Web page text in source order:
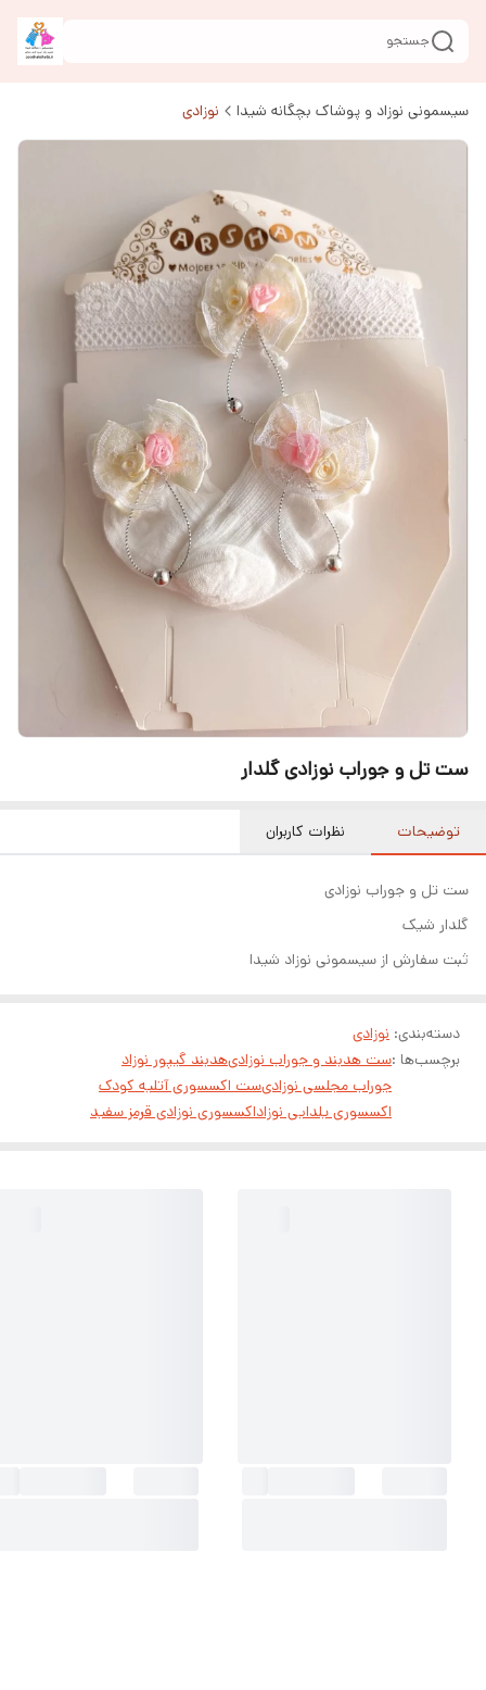
جستجو
سیسمونی نوزاد و پوشاک بچگانه شیدا نوزادی
ست تل و جوراب نوزادی گلدار
توضیحات نظرات کاربران
ست تل و جوراب نوزادی
گلدار شیک
ثبت سفارش از سیسمونی نوزاد شیدا
دسته‌بندی: نوزادی
برچسب‌ها :ست هدبند و جوراب نوزادیهدبند گیپور نوزاد
جوراب مجلسی نوزادیست اکسسوری آتلیه کودک
اکسسوری یلدایی نوزاداکسسوری نوزادی قرمز سفید